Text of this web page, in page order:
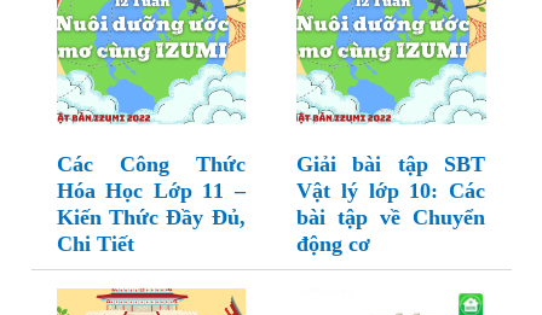
Các Công Thức
Hóa Học Lớp 11 –
Kiến Thức Đầy Đủ,
Chi Tiết
Giải bài tập SBT
Vật lý lớp 10: Các
bài tập về Chuyển
động cơ